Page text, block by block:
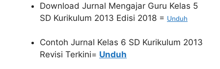
Download Jurnal Mengajar Guru Kelas 5
SD Kurikulum 2013 Edisi 2018 = Unduh
Contoh Jurnal Kelas 6 SD Kurikulum 2013
Revisi Terkini= Unduh